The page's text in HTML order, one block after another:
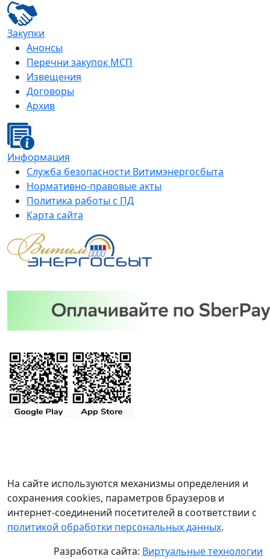
Закупки
Анонсы
Перечни закупок МСП
Извещения
Договоры
Архив
Информация
Служба безопасности Витимэнергосбыта
Нормативно-правовые акты
Политика работы с ПД
Карта сайта
На сайте используются механизмы определения и
сохранения cookies, параметров браузеров и
интернет-соединений посетителей в соответствии с
политикой обработки персональных данных.
Разработка сайта: Виртуальные технологии